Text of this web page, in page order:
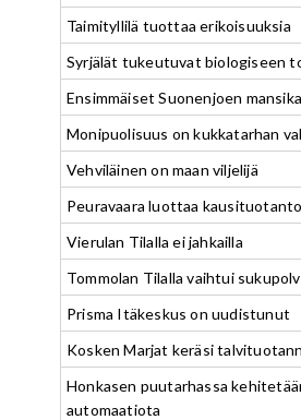
Taimityllilä tuottaa erikoisuuksia
Syrjälät tukeutuvat biologiseen
Ensimmäiset Suonenjoen
Monipuolisuus on kukkatarhan
Vehviläinen on maan viljelijä
Peuravaara luottaa
Vierulan Tilalla ei jahkailla
Tommolan Tilalla vaihtui
Prisma Itäkeskus on uudistunut
Kosken Marjat keräsi
Honkasen puutarhassa
automaatiota